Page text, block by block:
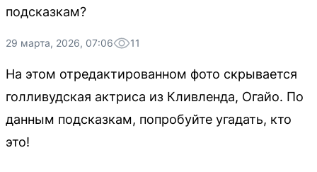
подсказкам?
29 марта, 2026, 07:06 11
На этом отредактированном фото скрывается
голливудская актриса из Кливленда, Огайо. По
данным подсказкам, попробуйте угадать, кто
это!